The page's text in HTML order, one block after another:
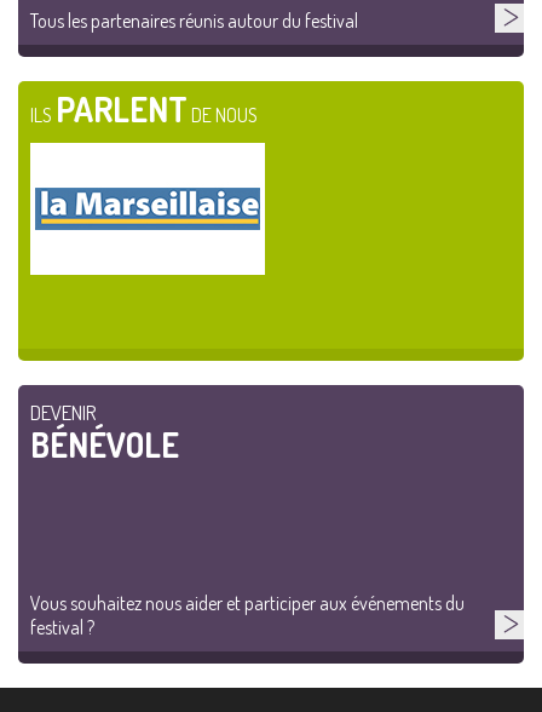
Tous les partenaires réunis autour du festival
ILS PARLENT DE NOUS
DEVENIR
BÉNÉVOLE
Vous souhaitez nous aider et participer aux événements du
festival ?